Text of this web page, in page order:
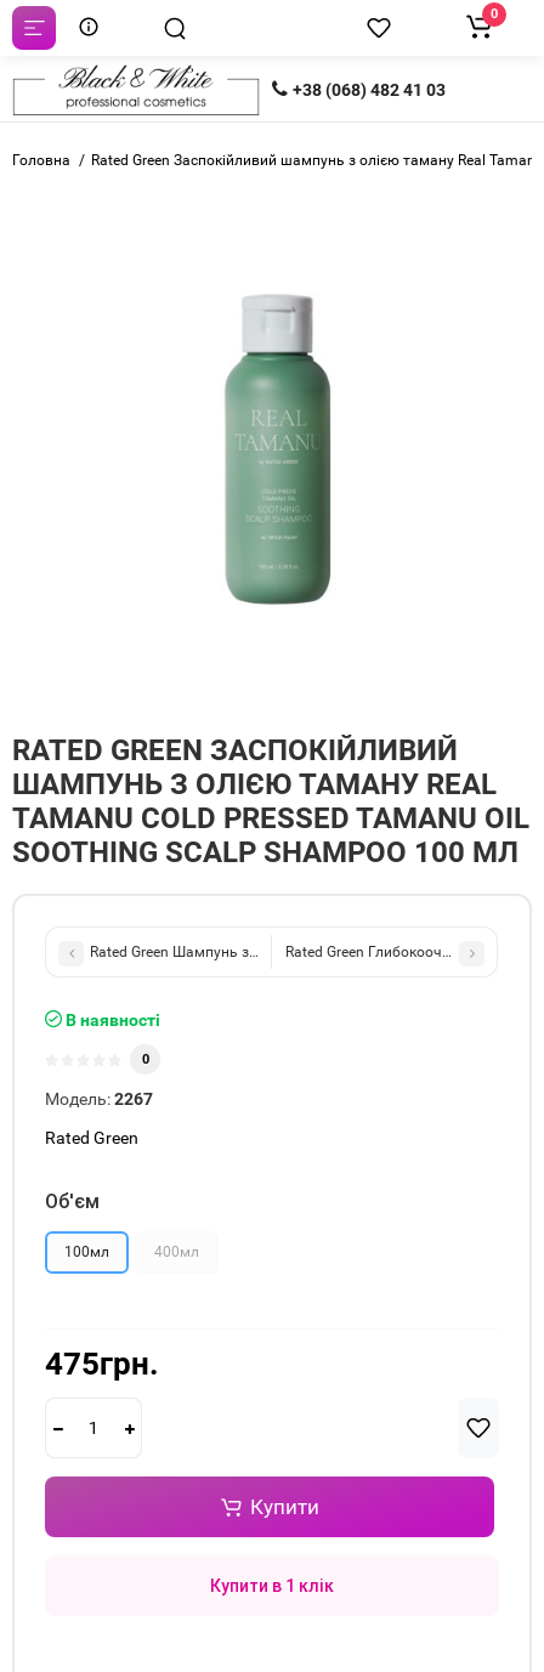
+38 (068) 482 41 03
0
Головна Rated Green Заспокійливий шампунь з олією таману Real
RATED GREEN ЗАСПОКІЙЛИВИЙ
ШАМПУНЬ З ОЛІЄЮ ТАМАНУ REAL
TAMANU COLD PRESSED TAMANU OIL
SOOTHING SCALP SHAMPOO 100 МЛ
Rated Green Шампунь захист фарбованого фолосся з
Rated Green Глибокоочищаючий
В наявності
0
Модель:2267
Rated Green
Об'єм
100мл 400мл
475грн.
Купити
Купити в 1 клік